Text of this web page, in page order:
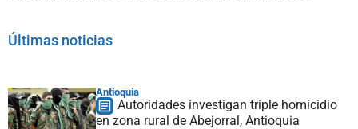
Últimas noticias
Antioquia
Autoridades investigan triple homicidio
en zona rural de Abejorral, Antioquia